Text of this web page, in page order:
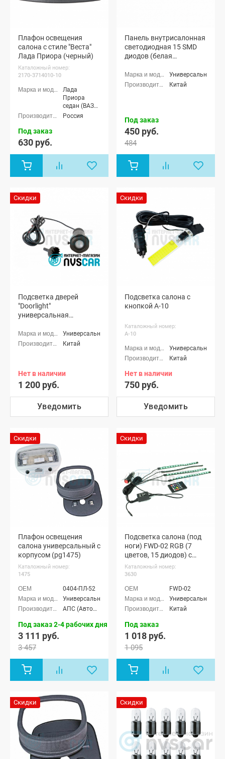
Плафон освещения
салона с стиле "Веста"
Лада Приора (черный)
Каталожный номер:
2170-3714010-10
Лада
Приора
седан (ВАЗ
2170), Лада
Приора
хэтчбек (ВАЗ
2172), Лада
Приора купэ
Приора-2
хэтчбек (ВАЗ
21724)
Россия
Под заказ
630 руб.
Панель внутрисалонная
светодиодная 15 SMD
диодов (белая
Универсальные
Китай
Под заказ
450 руб.
484
Скидки
Подсветка дверей
"Doorlight"
универсальная
Универсальные
Китай
Нет в наличии
1 200 руб.
Уведомить
Скидки
Подсветка салона с
кнопкой A-10
Каталожный номер:
A-10
Универсальные
Китай
Нет в наличии
750 руб.
Уведомить
Скидки
Плафон освещения
салона универсальный с
корпусом (pg1475)
Каталожный номер:
1475
0404-ПЛ-52
Универсальные
АПС (АвтоПолимерСервис) г. Тольятти
Под заказ 2-4 рабочих дня
3 111 руб.
3 457
Скидки
Подсветка салона (под
ноги) FWD-02 RGB (7
цветов, 15 диодов) с
пультом
Каталожный номер:
3630
FWD-02
Универсальные
Китай
Под заказ
1 018 руб.
1 095
Скидки Скидки